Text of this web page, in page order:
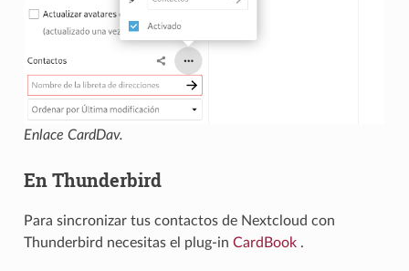
Enlace CardDav.
En Thunderbird
Para sincronizar tus contactos de Nextcloud con
Thunderbird necesitas el plug-in CardBook.